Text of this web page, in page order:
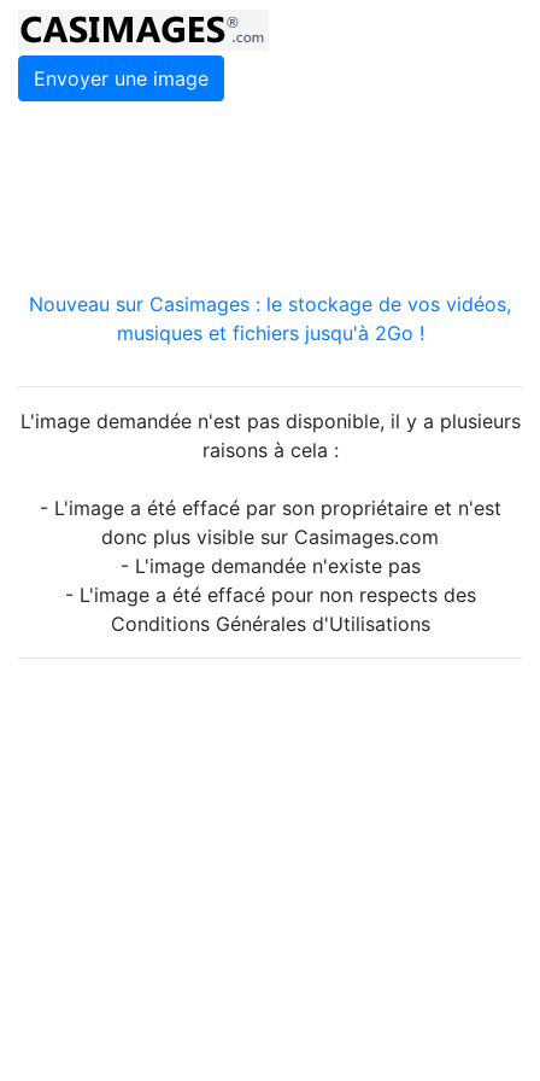
Envoyer une image
Nouveau sur Casimages : le stockage de vos vidéos,
musiques et fichiers jusqu'à 2Go !
L'image demandée n'est pas disponible, il y a plusieurs
raisons à cela :
- L'image a été effacé par son propriétaire et n'est
donc plus visible sur Casimages.com
- L'image demandée n'existe pas
- L'image a été effacé pour non respects des
Conditions Générales d'Utilisations